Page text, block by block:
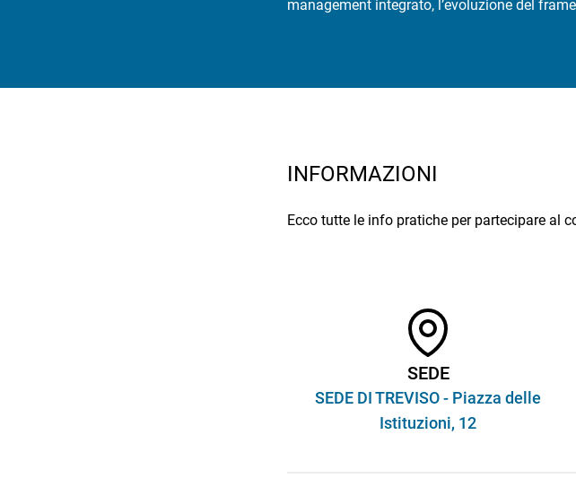
management integrato, l’evoluzione del
INFORMAZIONI
Ecco tutte le info pratiche per partecipare al
SEDE
SEDE DI TREVISO - Piazza delle
Istituzioni, 12